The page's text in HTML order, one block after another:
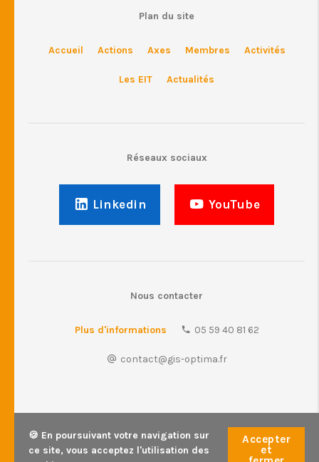
Plan du site
Accueil Actions Axes Membres Activités
Les EIT Actualités
Réseaux sociaux
Linkedin YouTube
Nous contacter
Plus d'informations 05 59 40 81 62
contact@gis-optima.fr
© GIS Optima • 2026 •Mentions légales
🍪 En poursuivant votre navigation sur
ce site, vous acceptez l'utilisation des
Accepter
et